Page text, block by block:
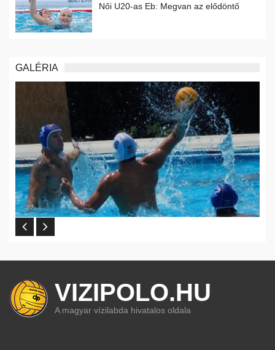
Női U20-as Eb: Megvan az elődöntő
GALÉRIA
VIZIPOLO.HU
A magyar vízilabda hivatalos oldala